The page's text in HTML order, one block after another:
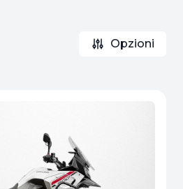
Opzioni